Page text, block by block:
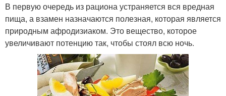
В первую очередь из рациона устраняется вся вредная
пища, а взамен назначаются полезная, которая является
природным афродизиаком. Это вещество, которое
увеличивают потенцию так, чтобы стоял всю ночь.